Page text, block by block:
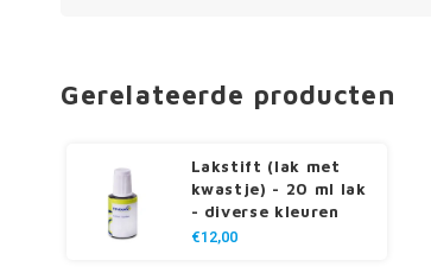
Gerelateerde producten
Lakstift (lak met
kwastje) - 20 ml lak
- diverse kleuren
€12,00